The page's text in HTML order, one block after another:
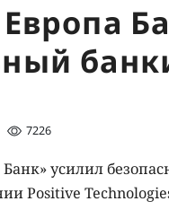
7226
усилил
Positive